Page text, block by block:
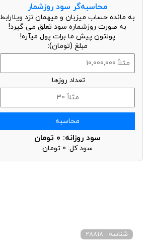
محاسبه‌گر سود روزشمار
به مانده حساب میزبان و میهمان نزد ویلارابط
به صورت روزشماره سود تعلق می گیرد!
پولتون پیش ما برات پول میآره!
مبلغ (تومان):
تعداد روزها:
محاسبه
سود روزانه: 0 تومان
سود کل: 0 تومان
شناسه : 28818